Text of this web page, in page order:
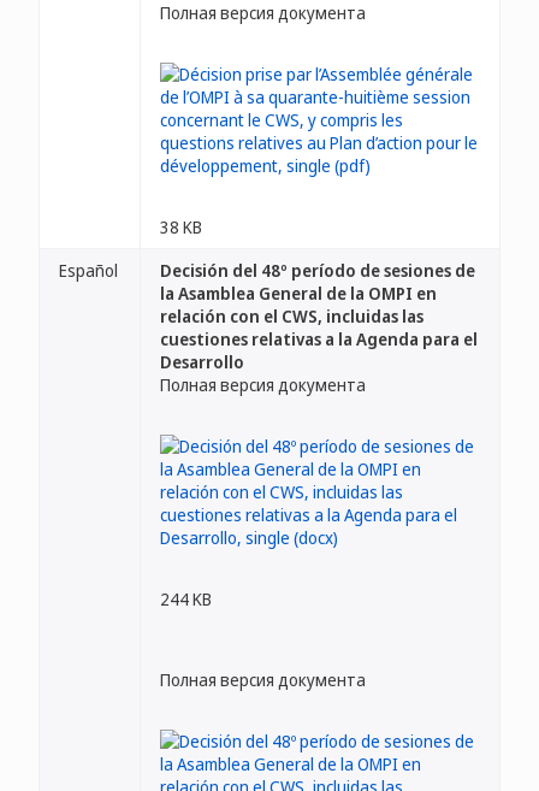
Полная версия документа
38 KB
Español
Decisión del 48º período de sesiones de
la Asamblea General de la OMPI en
relación con el CWS, incluidas las
cuestiones relativas a la Agenda para el
Desarrollo
Полная версия документа
244 KB
Полная версия документа